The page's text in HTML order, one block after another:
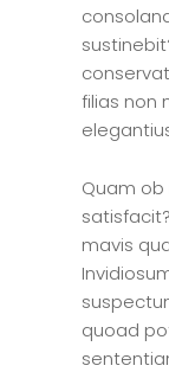
filias non
Quam
mavis
quoad